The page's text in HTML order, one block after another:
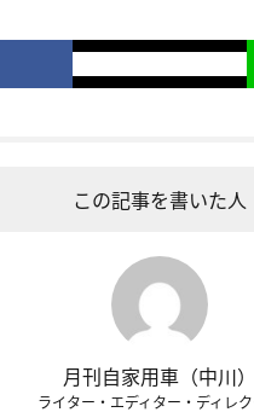
この記事を書いた人
月刊自家用車（中川）
ライター・エディター・ディレ